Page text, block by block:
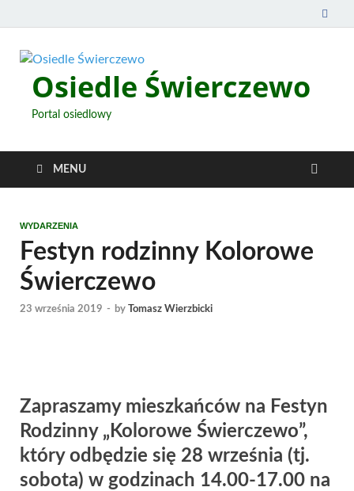
Osiedle Świerczewo
Portal osiedlowy
MENU
WYDARZENIA
Festyn rodzinny Kolorowe
Świerczewo
23 września 2019 - by Tomasz Wierzbicki
Zapraszamy mieszkańców na Festyn
Rodzinny „Kolorowe Świerczewo”,
który odbędzie się 28 września (tj.
sobota) w godzinach 14.00-17.00 na